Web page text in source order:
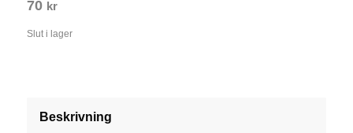
70 kr
Slut i lager
Beskrivning